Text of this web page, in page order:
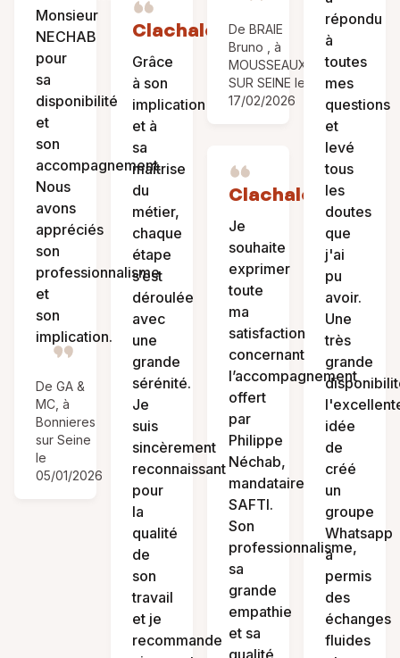
Monsieur
NECHAB
pour
sa
disponibilité
et
son
accompagnement.
Nous
avons
appréciés
son
professionnalisme
et
son
implication.
De GA &
MC, à
Bonnieres
sur Seine
le
05/01/2026
Clachaloze
Grâce
à son
implication
et à
sa
maîtrise
du
métier,
chaque
étape
s’est
déroulée
avec
une
grande
sérénité.
Je
suis
sincèrement
reconnaissant
pour
la
qualité
de
son
travail
et je
recommande
De BRAIE
Bruno , à
MOUSSEAUX
SUR SEINE le
17/02/2026
Clachaloze
Je
souhaite
exprimer
toute
ma
satisfaction
concernant
l’accompagnement
offert
par
Philippe
Néchab,
mandataire
SAFTI.
Son
professionnalisme,
sa
grande
empathie
et sa
qualité
répondu
à
toutes
mes
questions
et
levé
tous
les
doutes
que
j'ai
pu
avoir.
Une
très
grande
idée
de
créé
un
groupe
Whatsapp
a
permis
des
échanges
fluides